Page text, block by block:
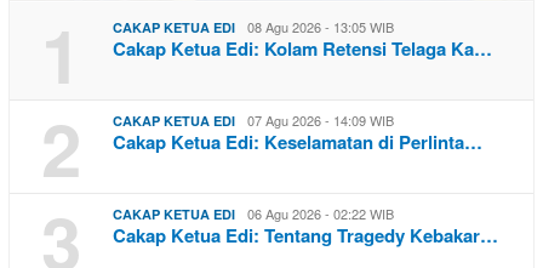
1 CAKAP KETUA EDI 08 Agu 2026 - 13:05 WIB
Cakap Ketua Edi: Kolam Retensi Telaga Ka…
2 CAKAP KETUA EDI 07 Agu 2026 - 14:09 WIB
Cakap Ketua Edi: Keselamatan di Perlinta…
3 CAKAP KETUA EDI 06 Agu 2026 - 02:22 WIB
Cakap Ketua Edi: Tentang Tragedy Kebakar…